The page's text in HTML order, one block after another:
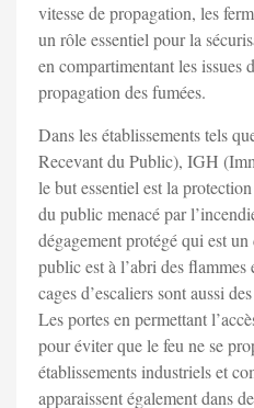
vitesse de propagation, les
un rôle essentiel pour la
en compartimentant les issues
propagation des fumées.
Dans les établissements tels
Recevant du Public), IGH
le but essentiel est la
du public menacé par
dégagement protégé qui est
public est à l’abri des
cages d’escaliers sont aussi
Les portes en permettant
pour éviter que le feu ne se
établissements industriels et
apparaissent également dans